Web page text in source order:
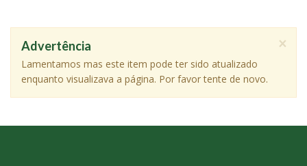
×
Advertência
Lamentamos mas este item pode ter sido atualizado
enquanto visualizava a página. Por favor tente de novo.